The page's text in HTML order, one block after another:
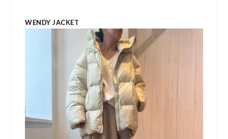
WENDY JACKET